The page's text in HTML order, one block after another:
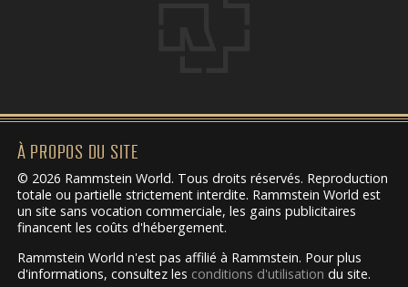
À PROPOS DU SITE
© 2026 Rammstein World. Tous droits réservés. Reproduction
totale ou partielle strictement interdite. Rammstein World est
un site sans vocation commerciale, les gains publicitaires
financent les coûts d'hébergement.
Rammstein World n'est pas affilié à Rammstein. Pour plus
d'informations, consultez les conditions d'utilisation du site.